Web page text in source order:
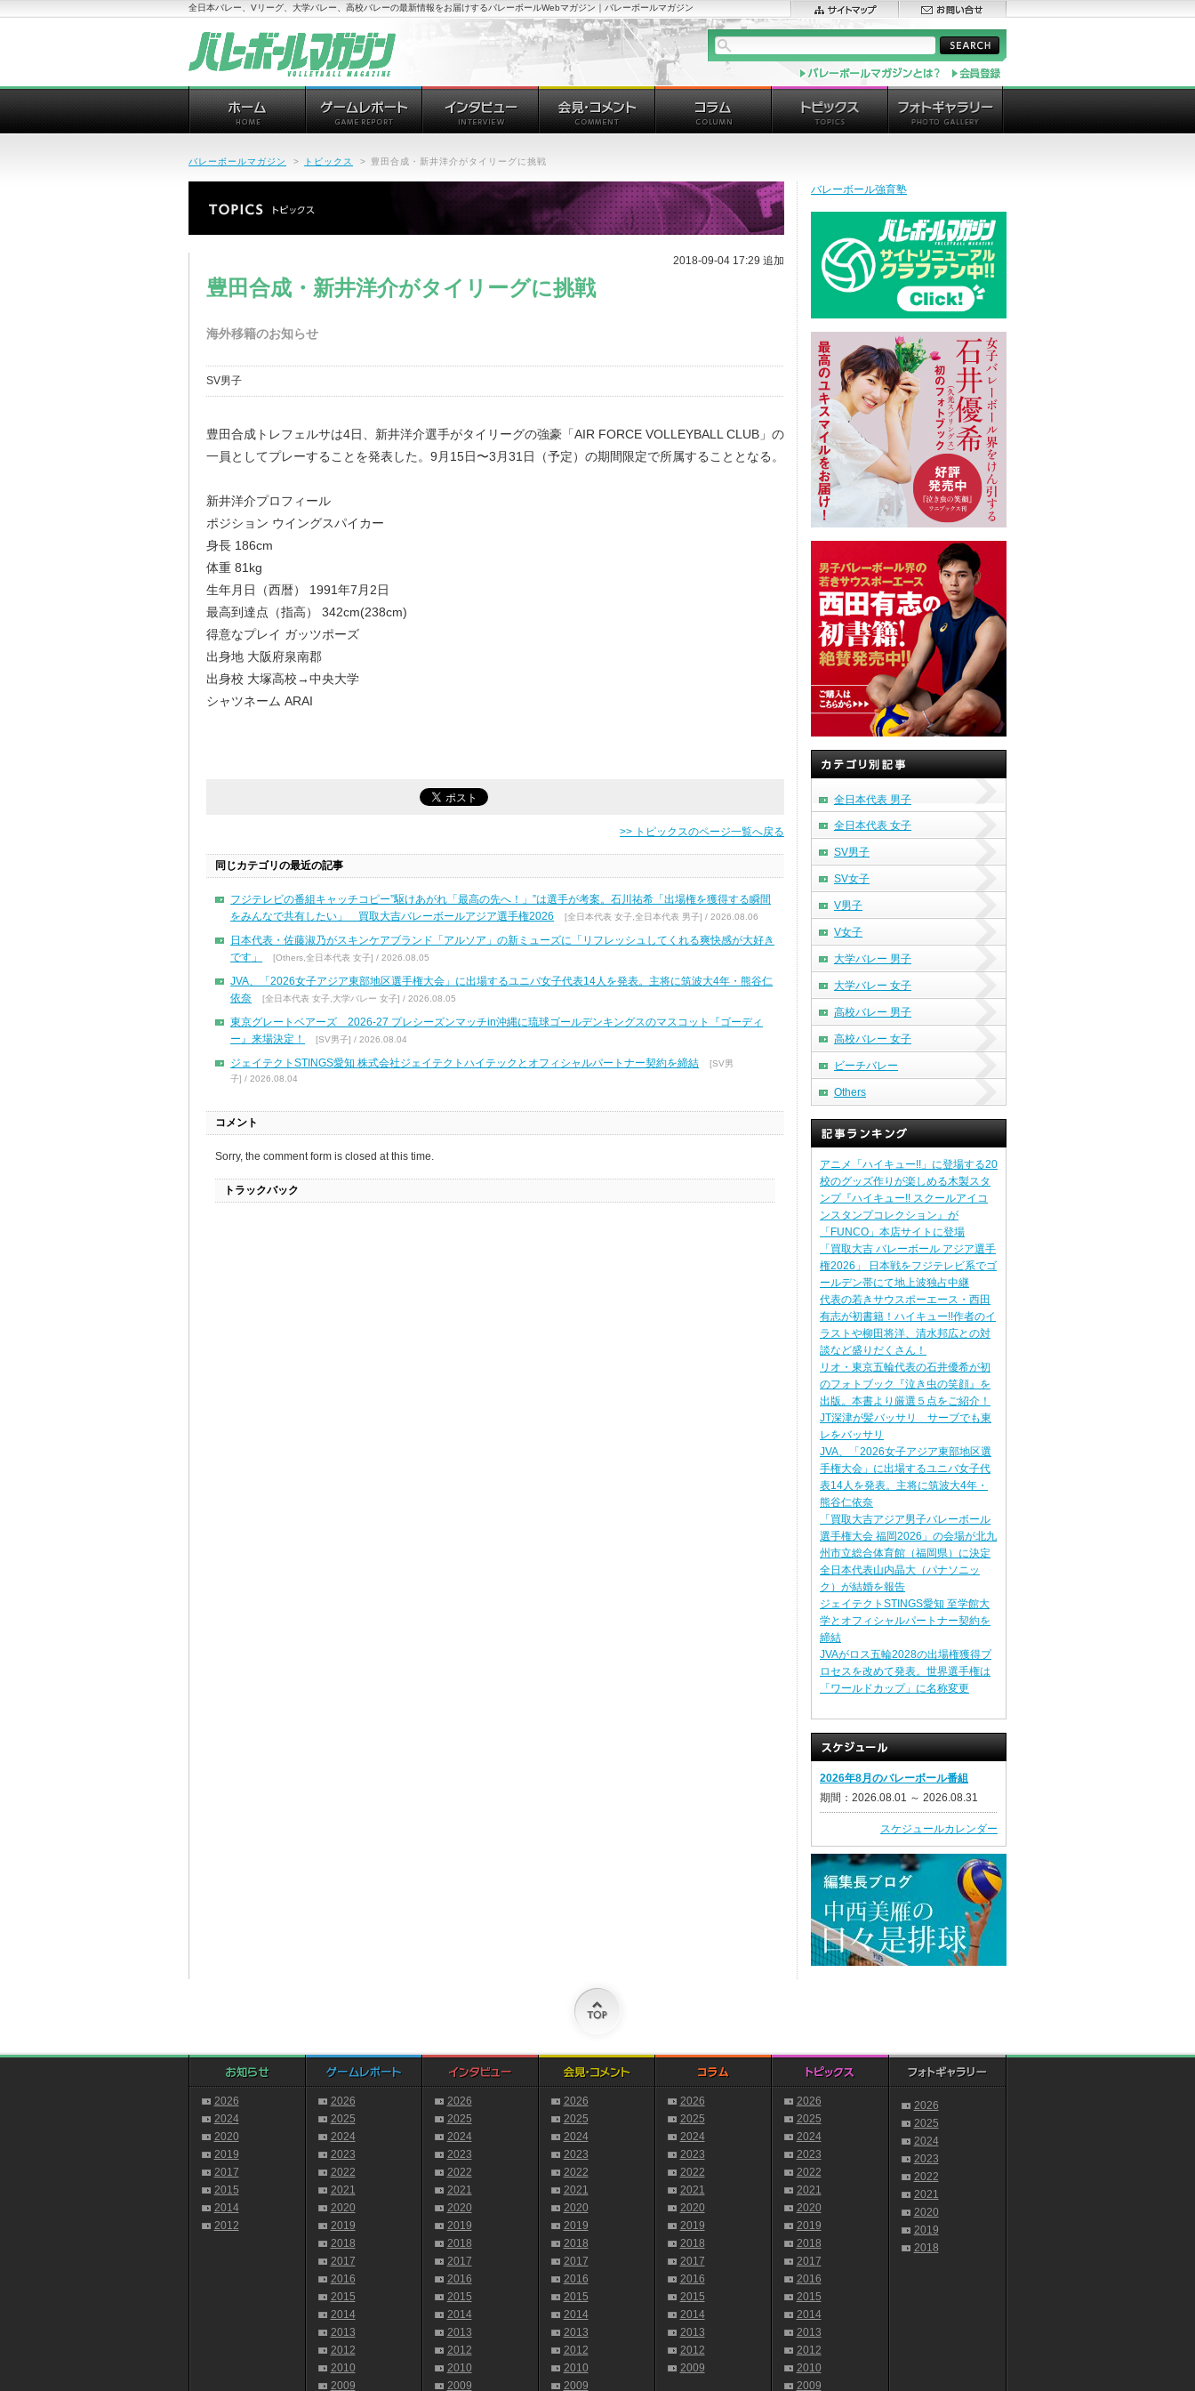
全日本バレー、Vリーグ、大学バレー、高校バレーの最新情報をお届けするバレーボールWebマガジン｜バレーボールマガジン
バレーボールマガジン > トピックス > 豊田合成・新井洋介がタイリーグに挑戦
2018-09-04 17:29 追加
豊田合成・新井洋介がタイリーグに挑戦
海外移籍のお知らせ
SV男子
豊田合成トレフェルサは4日、新井洋介選手がタイリーグの強豪「AIR FORCE VOLLEYBALL CLUB」の
一員としてプレーすることを発表した。9月15日〜3月31日（予定）の期間限定で所属することとなる。
新井洋介プロフィール
ポジション ウイングスパイカー
身長 186cm
体重 81kg
生年月日（西暦） 1991年7月2日
最高到達点（指高） 342cm(238cm)
得意なプレイ ガッツポーズ
出身地 大阪府泉南郡
出身校 大塚高校→中央大学
シャツネーム ARAI
>> トピックスのページ一覧へ戻る
同じカテゴリの最近の記事
フジテレビの番組キャッチコピー”駆けあがれ「最高の先へ！」”は選手が考案。石川祐希「出場権を獲得する瞬間
をみんなで共有したい」 買取大吉バレーボールアジア選手権2026
[全日本代表 女子,全日本代表 男子] / 2026.08.06
日本代表・佐藤淑乃がスキンケアブランド「アルソア」の新ミューズに「リフレッシュしてくれる爽快感が大好き
です」
[Others,全日本代表 女子] / 2026.08.05
JVA、「2026女子アジア東部地区選手権大会」に出場するユニバ女子代表14人を発表。主将に筑波大4年・熊谷仁
依奈
[全日本代表 女子,大学バレー 女子] / 2026.08.05
東京グレートベアーズ 2026-27 プレシーズンマッチin沖縄に琉球ゴールデンキングスのマスコット『ゴーディ
ー』来場決定！
[SV男子] / 2026.08.04
ジェイテクトSTINGS愛知 株式会社ジェイテクトハイテックとオフィシャルパートナー契約を締結 [SV男
子] / 2026.08.04
コメント
Sorry, the comment form is closed at this time.
トラックバック
バレーボール強育塾
全日本代表 男子
全日本代表 女子
SV男子
SV女子
V男子
V女子
大学バレー 男子
大学バレー 女子
高校バレー 男子
高校バレー 女子
ビーチバレー
Others
アニメ「ハイキュー!!」に登場する20
校のグッズ作りが楽しめる木製スタ
ンプ『ハイキュー!! スクールアイコ
ンスタンプコレクション』が
「FUNCO」本店サイトに登場
「買取大吉 バレーボール アジア選手
権2026」 日本戦をフジテレビ系でゴ
ールデン帯にて地上波独占中継
代表の若きサウスポーエース・西田
有志が初書籍！ハイキュー!!作者のイ
ラストや柳田将洋、清水邦広との対
談など盛りだくさん！
リオ・東京五輪代表の石井優希が初
のフォトブック『泣き虫の笑顔』を
出版。本書より厳選５点をご紹介！
JT深津が髪バッサリ サーブでも東
レをバッサリ
JVA、「2026女子アジア東部地区選
手権大会」に出場するユニバ女子代
表14人を発表。主将に筑波大4年・
熊谷仁依奈
「買取大吉アジア男子バレーボール
選手権大会 福岡2026」の会場が北九
州市立総合体育館（福岡県）に決定
全日本代表山内晶大（パナソニッ
ク）が結婚を報告
ジェイテクトSTINGS愛知 至学館大
学とオフィシャルパートナー契約を
締結
JVAがロス五輪2028の出場権獲得プ
ロセスを改めて発表。世界選手権は
「ワールドカップ」に名称変更
2026年8月のバレーボール番組
期間：2026.08.01 ～ 2026.08.31
スケジュールカレンダー
2026
2024
2020
2019
2017
2015
2014
2012
2026
2025
2024
2023
2022
2021
2020
2019
2018
2017
2016
2015
2014
2013
2012
2010
2009
2026
2025
2024
2023
2022
2021
2020
2019
2018
2017
2016
2015
2014
2013
2012
2010
2009
2026
2025
2024
2023
2022
2021
2020
2019
2018
2017
2016
2015
2014
2013
2012
2010
2009
2026
2025
2024
2023
2022
2021
2020
2019
2018
2017
2016
2015
2014
2013
2012
2009
2026
2025
2024
2023
2022
2021
2020
2019
2018
2017
2016
2015
2014
2013
2012
2010
2009
2026
2025
2024
2023
2022
2021
2020
2019
2018